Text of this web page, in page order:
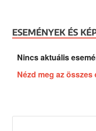
ESEMÉNYEK ÉS
Nincs aktuális
Nézd meg az